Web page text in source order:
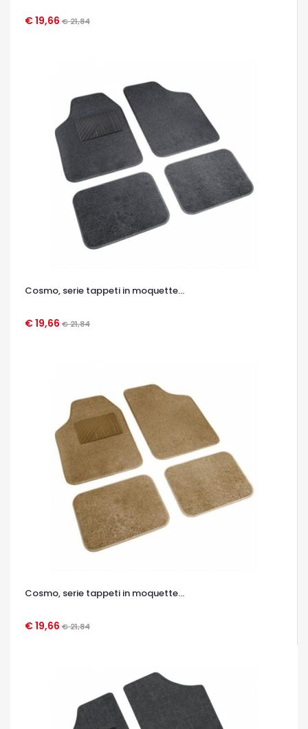
€ 19,66 € 21,84
OCCHIATA VELOCE
Cosmo, serie tappeti in moquette...
€ 19,66 € 21,84
OCCHIATA VELOCE
Cosmo, serie tappeti in moquette...
€ 19,66 € 21,84
OCCHIATA VELOCE